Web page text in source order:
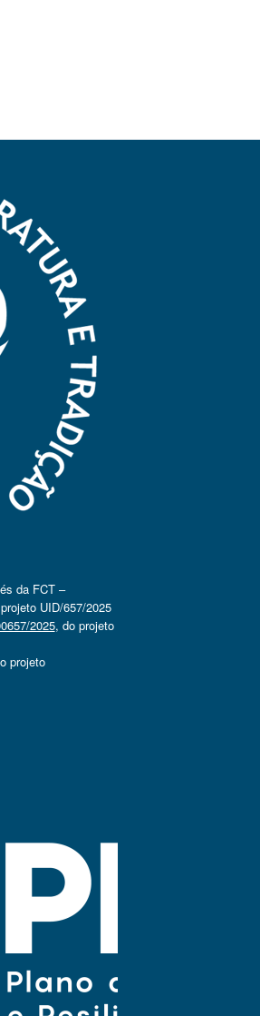
da FCT –
UID/657/2025
2025, do projeto
projeto